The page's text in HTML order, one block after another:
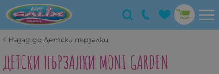
Назад до Детски пързалки
ДЕТСКИ ПЪРЗАЛКИ MONI GARDEN